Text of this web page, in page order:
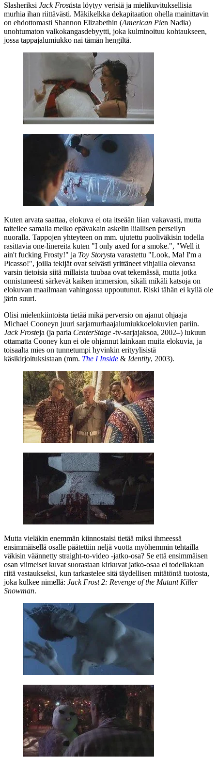
Slasheriksi Jack Frostista löytyy verisiä ja mielikuvituksellisia
murhia ihan riittävästi. Mäkikelkka dekapitaation ohella mainittavin
on ehdottomasti Shannon Elizabethin (American Pien Nadia)
unohtumaton valkokangasdebyytti, joka kulminoituu kohtaukseen,
jossa tappajalumiukko nai tämän hengiltä.
Kuten arvata saattaa, elokuva ei ota itseään liian vakavasti, mutta
taiteilee samalla melko epävakain askelin liiallisen perseilyn
nuoralla. Tappojen yhteyteen on mm. ujutettu puoliväkisin todella
rasittavia one‑linereita kuten "I only axed for a smoke.", "Well it
ain't fucking Frosty!" ja Toy Storysta varastettu "Look, Ma! I'm a
Picasso!", joilla tekijät ovat selvästi yrittäneet vihjailla olevansa
varsin tietoisia siitä millaista tuubaa ovat tekemässä, mutta jotka
onnistuneesti särkevät kaiken immersion, sikäli mikäli katsoja on
elokuvan maailmaan vahingossa uppoutunut. Riski tähän ei kyllä ole
järin suuri.
Olisi mielenkiintoista tietää mikä perversio on ajanut ohjaaja
Michael Cooneyn juuri sarjamurhaajalumiukkoelokuvien pariin.
Jack Frosteja (ja paria CenterStage ‑tv‑sarjajaksoa, 2002–) lukuun
ottamatta Cooney kun ei ole ohjannut lainkaan muita elokuvia, ja
toisaalta mies on tunnetumpi hyvinkin erityylisistä
käsikirjoituksistaan (mm. The I Inside & Identity, 2003).
Mutta vieläkin enemmän kiinnostaisi tietää miksi ihmeessä
ensimmäisellä osalle päätettiin neljä vuotta myöhemmin tehtailla
väkisin väännetty straight‑to‑video ‑jatko-osa? Se että ensimmäisen
osan viimeiset kuvat suorastaan kirkuvat jatko-osaa ei todellakaan
riitä vastaukseksi, kun tarkastelee sitä täydellisen mitätöntä tuotosta,
joka kulkee nimellä: Jack Frost 2: Revenge of the Mutant Killer
Snowman.